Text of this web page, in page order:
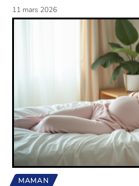
11 mars 2026
MAMAN